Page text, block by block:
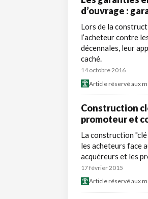
d’ouvrage :
Lors de la
l’acheteur contre
décennales, leur
caché.
14 octobre 2016
Article réservé aux
Construction
promoteur et
La construction
les acheteurs face
acquéreurs et les
17 février 2015
Article réservé aux